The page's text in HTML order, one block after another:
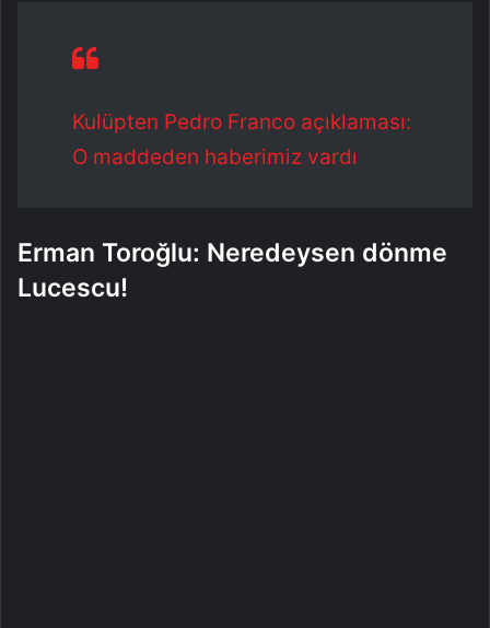
Kulüpten Pedro Franco açıklaması:
O maddeden haberimiz vardı
Erman Toroğlu: Neredeysen dönme
Lucescu!